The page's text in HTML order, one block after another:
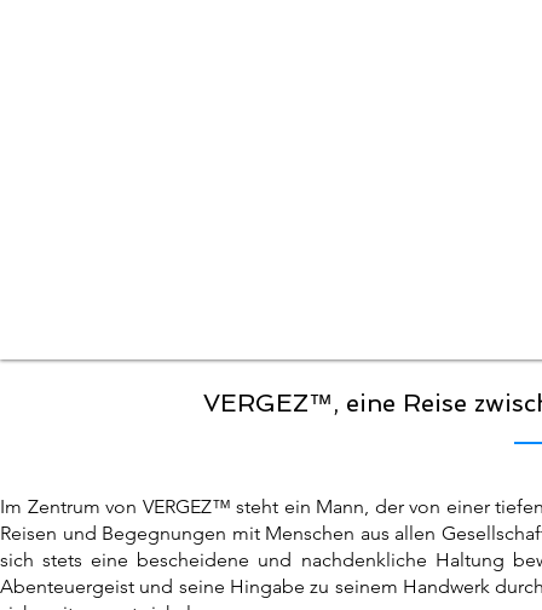
VERGEZ™, eine Reise
Im Zentrum von VERGEZ™ steht ein Mann, der von einer
Reisen und Begegnungen mit Menschen aus allen
sich stets eine bescheidene und nachdenkliche Haltung
Abenteuergeist und seine Hingabe zu seinem Handwerk